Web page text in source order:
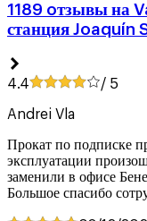
1189 oтзывы на
станция Joaquín
4.4 / 5
Andrei Vla
Прокат по подписке
эксплуатации
заменили в офисе
Большое спасибо